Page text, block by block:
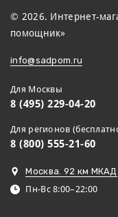
© 2026. Интернет-
помощник»
info@sadpom.ru
Для Москвы
8 (495) 229-04-20
Для регионов
8 (800) 555-21-60
Москва. 92 км МКАД
Пн-Вс 8:00–22:00